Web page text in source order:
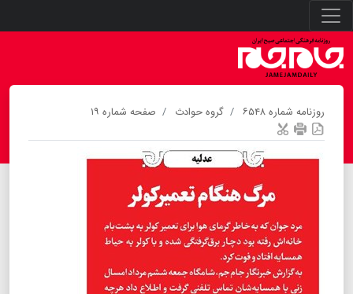
روزنامه شماره ۶۵۴۸ گروه حوادث صفحه شماره ۱۹